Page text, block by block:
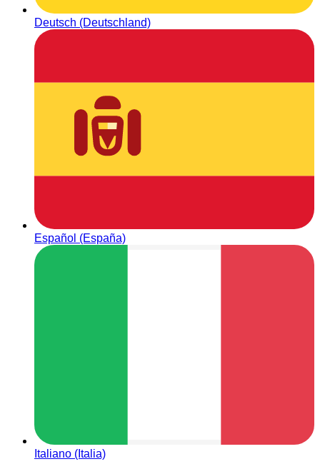
Deutsch (Deutschland)
Español (España)
Italiano (Italia)